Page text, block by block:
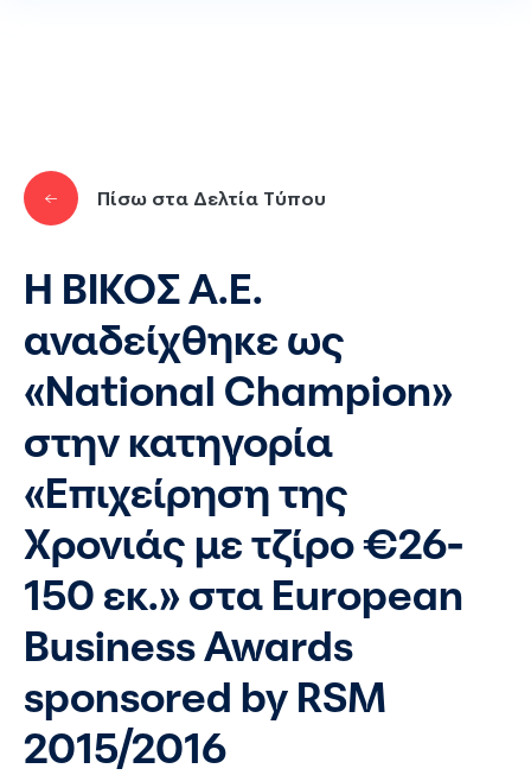
Πίσω στα Δελτία Τύπου
Η ΒΙΚΟΣ Α.Ε.
αναδείχθηκε ως
«National Champion»
στην κατηγορία
«Επιχείρηση της
Χρονιάς με τζίρο €26-
150 εκ.» στα European
Business Awards
sponsored by RSM
2015/2016